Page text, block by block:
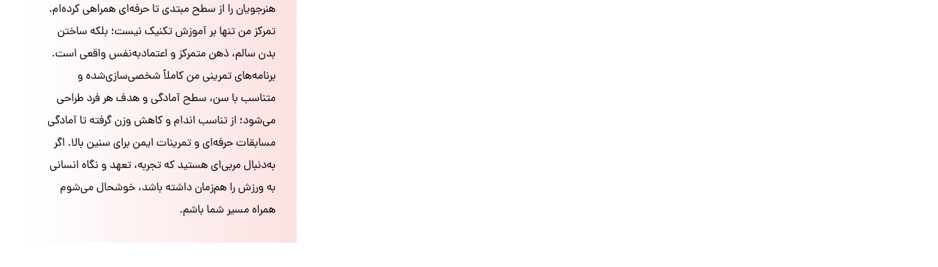
هنرجویان را از سطح مبتدی تا حرفه‌ای همراهی کرده‌ام.
تمرکز من تنها بر آموزش تکنیک نیست؛ بلکه ساختن
بدن سالم، ذهن متمرکز و اعتمادبه‌نفس واقعی است.
برنامه‌های تمرینی من کاملاً شخصی‌سازی‌شده و
متناسب با سن، سطح آمادگی و هدف هر فرد طراحی
می‌شود؛ از تناسب اندام و کاهش وزن گرفته تا آمادگی
مسابقات حرفه‌ای و تمرینات ایمن برای سنین بالا. اگر
به‌دنبال مربی‌ای هستید که تجربه، تعهد و نگاه انسانی
به ورزش را هم‌زمان داشته باشد، خوشحال می‌شوم
همراه مسیر شما باشم.